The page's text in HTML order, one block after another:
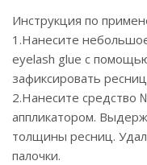
Инструкция по
1.Нанесите
eyelash glue с
зафиксировать
2.Нанесите средство
аппликатором.
толщины ресниц.
палочки.